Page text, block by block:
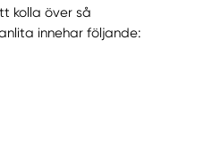
kolla över så
innehar följande: